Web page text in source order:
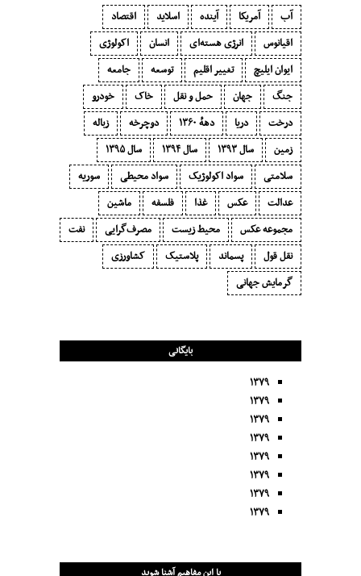
آب آمریکا آینده اسلاید
اقتصاد
اقیانوس
انرژی هسته‌ای انسان
اکولوژی
ایوان ایلیچ
تغییر اقلیم توسعه
جامعه
جنگ
جهان حمل و نقل خاک
خودرو
درخت
دریا دههٔ ۱‍۳۶۰ دوچرخه
زباله
زمین
سال ۱۳۹۳ سال ۱۳۹۴
سال ۱۳۹۵
سلامتی
سواد اکولوژیک سواد محیطی
سوریه
عدالت
عکس غذا فلسفه
ماشین
مجموعه عکس
محیط زیست مصرف‌گرایی‬
نفت
نقل قول
پسماند پلاستیک
کشاورزی
گرمایش جهانی
بایگانی
۱۳۷۹
۱۳۷۹
۱۳۷۹
۱۳۷۹
۱۳۷۹
۱۳۷۹
۱۳۷۹
۱۳۷۹
با این مفاهیم آشنا شوید